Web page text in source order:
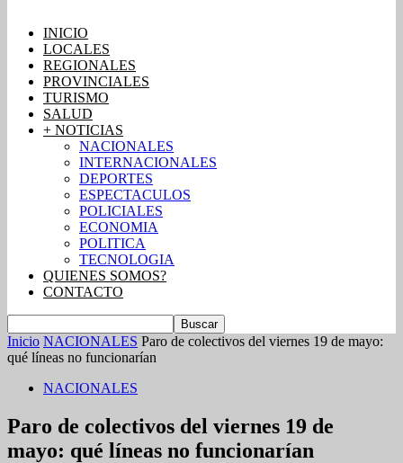
INICIO
LOCALES
REGIONALES
PROVINCIALES
TURISMO
SALUD
+ NOTICIAS
NACIONALES
INTERNACIONALES
DEPORTES
ESPECTACULOS
POLICIALES
ECONOMIA
POLITICA
TECNOLOGIA
QUIENES SOMOS?
CONTACTO
Inicio NACIONALES Paro de colectivos del viernes 19 de mayo:
qué líneas no funcionarían
NACIONALES
Paro de colectivos del viernes 19 de
mayo: qué líneas no funcionarían